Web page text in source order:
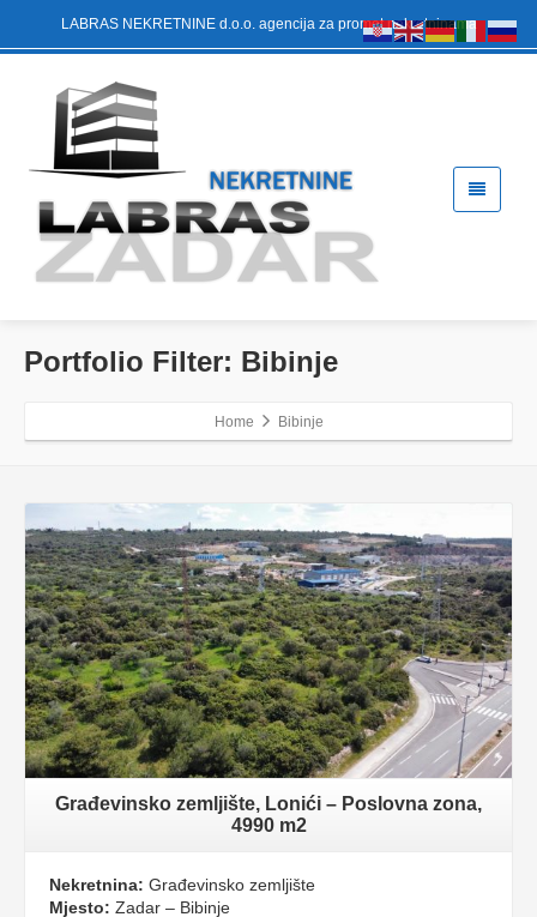
LABRAS NEKRETNINE d.o.o. agencija za promet nekretninama
Portfolio Filter: Bibinje
Home Bibinje
Građevinsko zemljište, Lonići – Poslovna zona,
4990 m2
Nekretnina: Građevinsko zemljište
Mjesto: Zadar – Bibinje